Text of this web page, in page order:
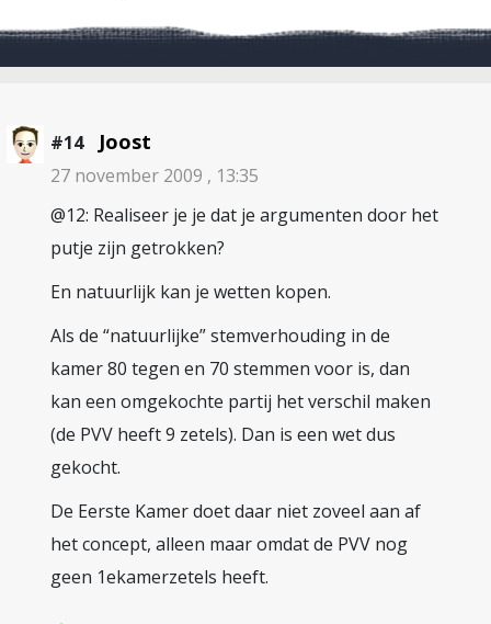
#14 Joost
27 november 2009 , 13:35
@12: Realiseer je je dat je argumenten door het
putje zijn getrokken?
En natuurlijk kan je wetten kopen.
Als de “natuurlijke” stemverhouding in de
kamer 80 tegen en 70 stemmen voor is, dan
kan een omgekochte partij het verschil maken
(de PVV heeft 9 zetels). Dan is een wet dus
gekocht.
De Eerste Kamer doet daar niet zoveel aan af
het concept, alleen maar omdat de PVV nog
geen 1ekamerzetels heeft.